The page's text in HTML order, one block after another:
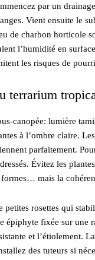
par un
Vient ensuite le
de charbon horticole
l’humidité en
les risques de
terrarium
lumière
à l’ombre claire.
parfaitement.
Évitez les
mais la
petites rosettes qui
épiphyte fixée sur
et l’étiolement.
des tuteurs si